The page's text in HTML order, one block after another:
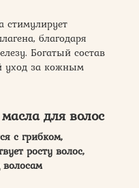
стимулирует
благодаря
Богатый состав
уход за кожным
для волос
с грибком,
росту волос,